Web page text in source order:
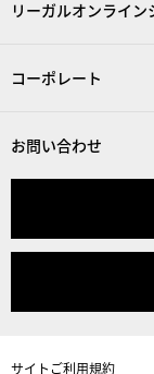
リーガルオンライン
コーポレート
お問い合わせ
サイトご利用規約